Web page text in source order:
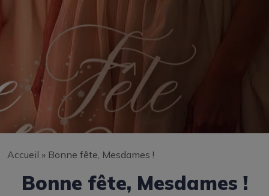
Accueil » Bonne fête, Mesdames !
Bonne fête, Mesdames !